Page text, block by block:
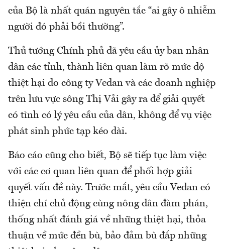
của Bộ là nhất quán nguyên tắc “ai gây ô nhiễm
người đó phải bồi thường”.
Thủ tướng Chính phủ đã yêu cầu ủy ban nhân
dân các tỉnh, thành liên quan làm rõ mức độ
thiệt hại do công ty Vedan và các doanh nghiệp
trên lưu vực sông Thị Vải gây ra để giải quyết
có tình có lý yêu cầu của dân, không để vụ việc
phát sinh phức tạp kéo dài.
Báo cáo cũng cho biết, Bộ sẽ tiếp tục làm việc
với các cơ quan liên quan để phối hợp giải
quyết vấn đề này. Trước mắt, yêu cầu Vedan có
thiện chí chủ động cùng nông dân đàm phán,
thống nhất đánh giá về những thiệt hại, thỏa
thuận về mức đền bù, bảo đảm bù đắp những